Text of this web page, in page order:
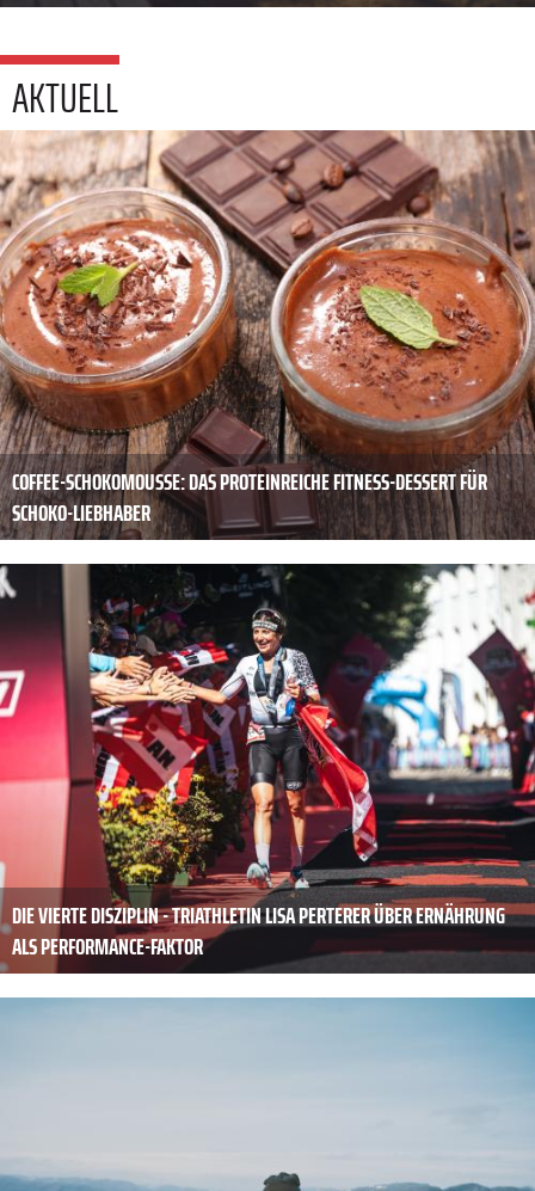
AKTUELL
COFFEE-SCHOKOMOUSSE: DAS PROTEINREICHE FITNESS-DESSERT FÜR
SCHOKO-LIEBHABER
DIE VIERTE DISZIPLIN - TRIATHLETIN LISA PERTERER ÜBER ERNÄHRUNG
ALS PERFORMANCE-FAKTOR